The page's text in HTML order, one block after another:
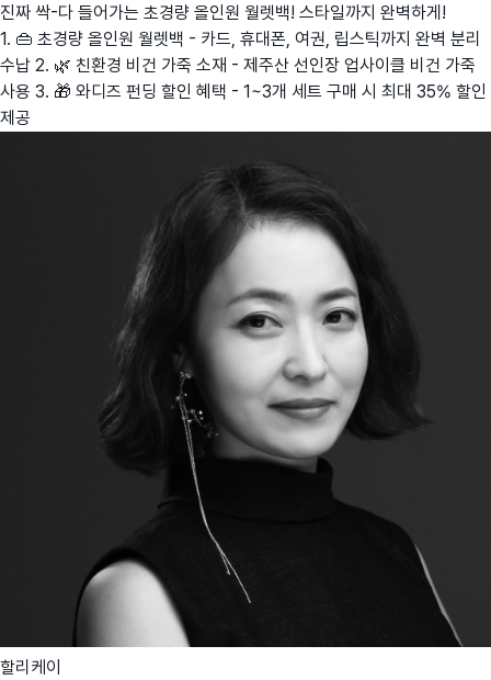
진짜 싹-다 들어가는 초경량 올인원 월렛백! 스타일까지 완벽하게!
1. 👜 초경량 올인원 월렛백 - 카드, 휴대폰, 여권, 립스틱까지 완벽 분리
수납 2. 🌿 친환경 비건 가죽 소재 - 제주산 선인장 업사이클 비건 가죽
사용 3. 🎁 와디즈 펀딩 할인 혜택 - 1~3개 세트 구매 시 최대 35% 할인
제공
할리케이